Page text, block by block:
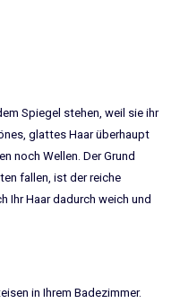
Spiegel stehen, weil sie ihr
glattes Haar überhaupt
noch Wellen. Der Grund
fallen, ist der reiche
Ihr Haar dadurch weich und
in Ihrem Badezimmer.